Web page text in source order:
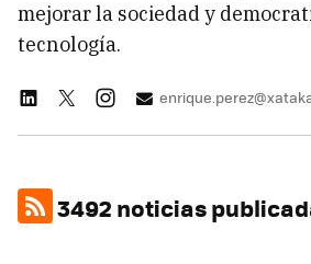
mejorar la sociedad y
tecnología.
3492 noticias